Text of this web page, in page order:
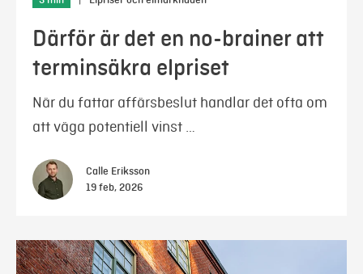
Därför är det en no-brainer att
terminsäkra elpriset
När du fattar affärsbeslut handlar det ofta om
att väga potentiell vinst …
Calle Eriksson
19 feb, 2026